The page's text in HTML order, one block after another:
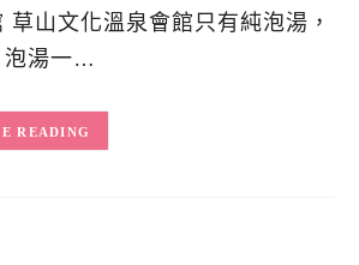
草山文化溫泉會館只有純泡湯，
泡湯一…
READING